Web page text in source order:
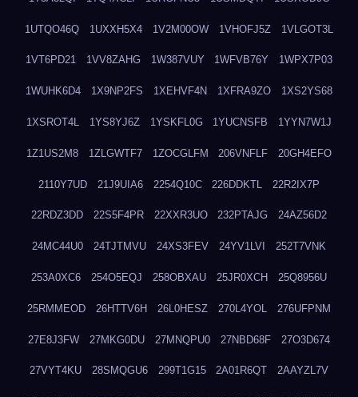
1UTQO46Q 1UXXH5X4 1V2M00OW 1VHOFJ5Z 1VLGOT3L
1VT6PD21 1VV8ZAHG 1W387VUY 1WFVB76Y 1WPX7P03
1WUHK6D4 1X9NP2FS 1XEHVF4N 1XFRA9ZO 1XS2YS68
1XSROT4L 1YS8YJ6Z 1YSKFL0G 1YUCNSFB 1YYN7W1J
1Z1US2M8 1ZLGWTF7 1ZOCGLFM 206VNFLF 20GH4EFO
2110Y7UD 21J9UIA6 2254Q10C 226DDKTL 22R2IX7P
22RDZ3DD 22S5F4PR 22XXR3UO 232PTAJG 24AZ56D2
24MC44U0 24TJTMVU 24XS3FEV 24YV1LVI 252T7VNK
253A0XC6 254O5EQJ 258OBXAU 25JR0XCH 25Q8956U
25RMMEOD 26HTTV6H 26L0HESZ 270L4YOL 276UFPNM
27E8J3FW 27MKG0DU 27MNQPU0 27NBD68F 27O3D674
27VYT4KU 28SMQGU6 299T1G15 2A01R6QT 2AAYZL7V